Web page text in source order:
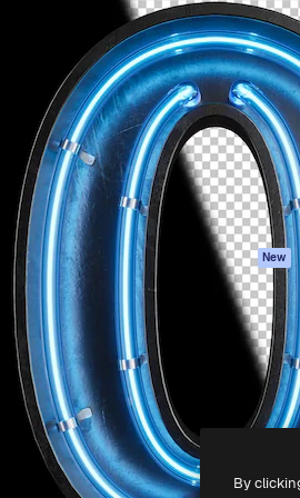
para você direcionar
Mais de 1 milhão de
criativos, empresas,
Spaces
Assistente de
Gerador de
imagens
Gerador de
Texto para
Conteúdo de
MCP para
Claude/
Agentes New
API
App móvel
Todas as
ferramentas
2026 Freepik Company S.L.U.Todos os direitos
By